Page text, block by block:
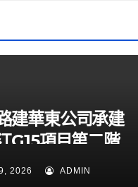
建華東公司承建
G15項目第二階
導改順利完成
2026 ADMIN